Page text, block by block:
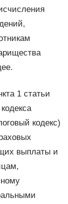
1 статьи
кодекс)
выплаты и